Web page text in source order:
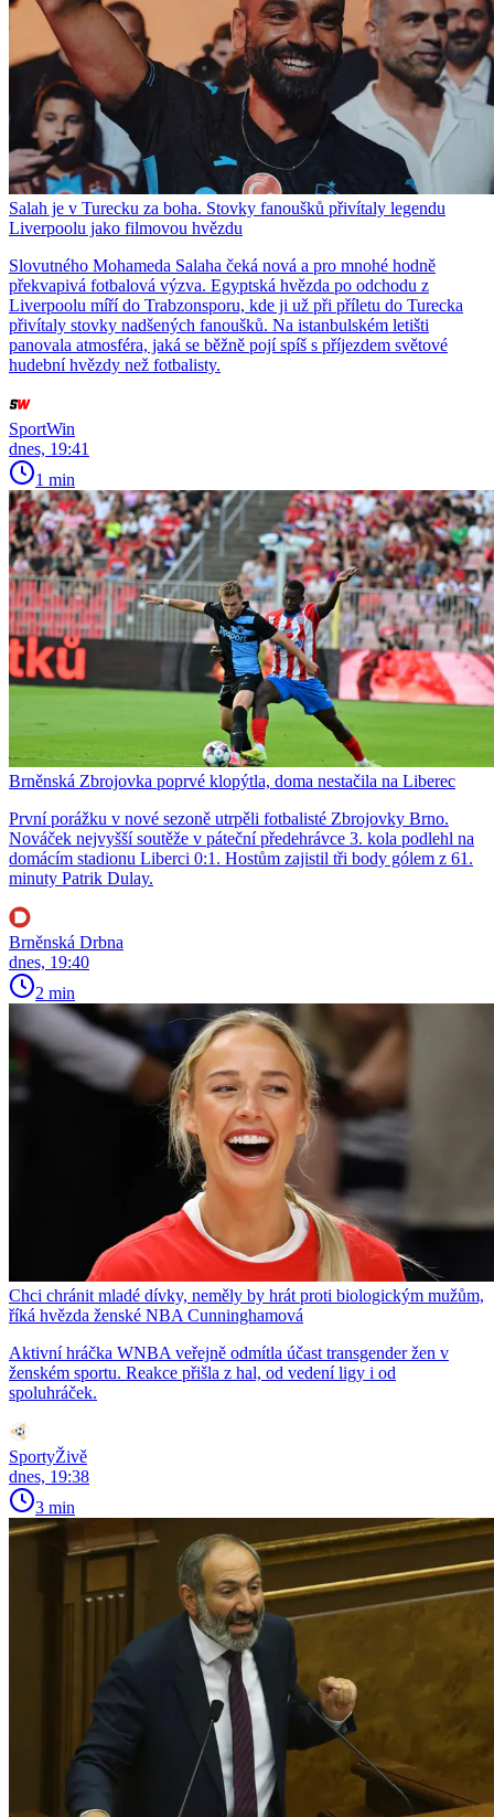
Salah je v Turecku za boha. Stovky fanoušků přivítaly legendu
Liverpoolu jako filmovou hvězdu
Slovutného Mohameda Salaha čeká nová a pro mnohé hodně
překvapivá fotbalová výzva. Egyptská hvězda po odchodu z
Liverpoolu míří do Trabzonsporu, kde ji už při příletu do Turecka
přivítaly stovky nadšených fanoušků. Na istanbulském letišti
panovala atmosféra, jaká se běžně pojí spíš s příjezdem světové
hudební hvězdy než fotbalisty.
SportWin
dnes, 19:41
1 min
Brněnská Zbrojovka poprvé klopýtla, doma nestačila na Liberec
První porážku v nové sezoně utrpěli fotbalisté Zbrojovky Brno.
Nováček nejvyšší soutěže v páteční předehrávce 3. kola podlehl na
domácím stadionu Liberci 0:1. Hostům zajistil tři body gólem z 61.
minuty Patrik Dulay.
Brněnská Drbna
dnes, 19:40
2 min
Chci chránit mladé dívky, neměly by hrát proti biologickým mužům,
říká hvězda ženské NBA Cunninghamová
Aktivní hráčka WNBA veřejně odmítla účast transgender žen v
ženském sportu. Reakce přišla z hal, od vedení ligy i od
spoluhráček.
SportyŽivě
dnes, 19:38
3 min